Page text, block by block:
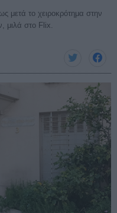
μετά το χειροκρότημα στην
μιλά στο Flix.